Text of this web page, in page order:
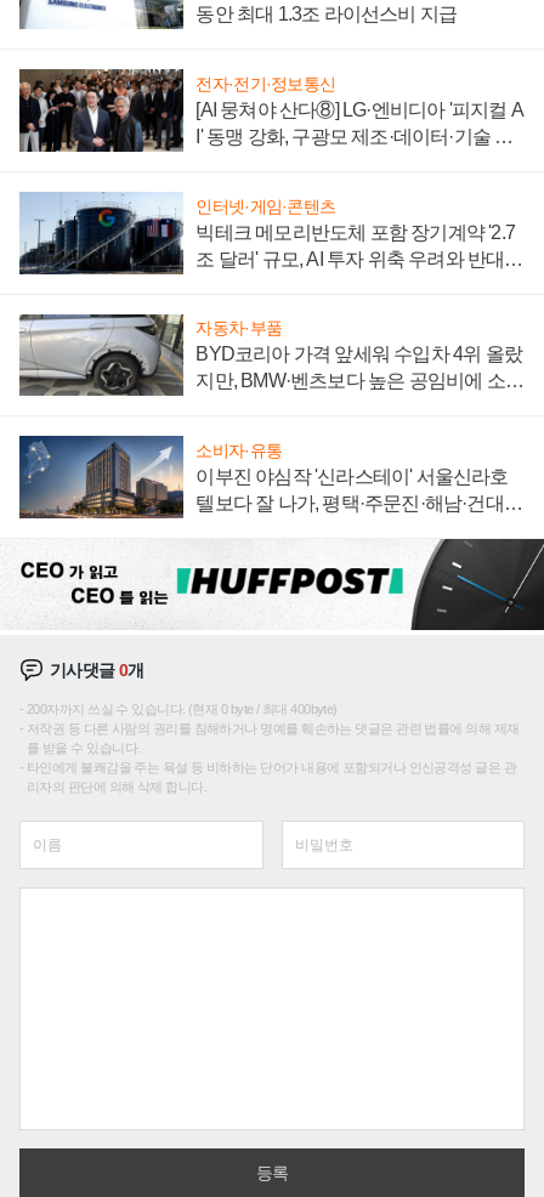
동안 최대 1.3조 라이선스비 지급
전자·전기·정보통신
[AI 뭉쳐야 산다⑧] LG·엔비디아 '피지컬 A
I' 동맹 강화, 구광모 제조·데이터·기술 결
인터넷·게임·콘텐츠
빅테크 메모리반도체 포함 장기계약 '2.7
조 달러' 규모, AI 투자 위축 우려와 반대
자동차·부품
BYD코리아 가격 앞세워 수입차 4위 올랐
지만, BMW·벤츠보다 높은 공임비에 소비
소비자·유통
이부진 야심작 '신라스테이' 서울신라호
텔보다 잘 나가, 평택·주문진·해남·건대로
기사댓글0개
200자까지 쓰실 수 있습니다. (현재 0 byte / 최대 400byte)
저작권 등 다른 사람의 권리를 침해하거나 명예를 훼손하는 댓글은 관련 법률에 의해 제재
를 받을 수 있습니다.
타인에게 불쾌감을 주는 욕설 등 비하하는 단어가 내용에 포함되거나 인신공격성 글은 관
리자의 판단에 의해 삭제 합니다.